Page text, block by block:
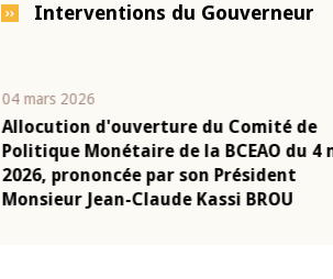
Interventions du Gouverneur
04 mars 2026
Allocution d'ouverture du Comité de
Politique Monétaire de la BCEAO du 4
2026, prononcée par son Président
Monsieur Jean-Claude Kassi BROU